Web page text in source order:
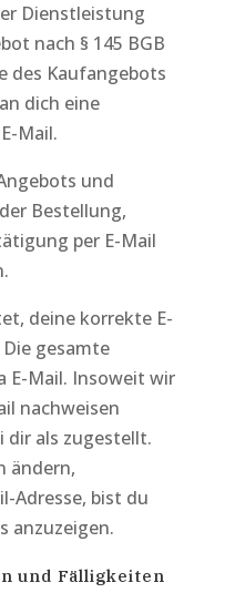
Dienstleistung
nach § 145 BGB
des Kaufangebots
dich eine
Mail.
und
Bestellung,
per E-Mail
deine korrekte E-
gesamte
E-Mail. Insoweit wir
nachweisen
dir als zugestellt.
ändern,
Adresse, bist du
anzuzeigen.
und Fälligkeiten